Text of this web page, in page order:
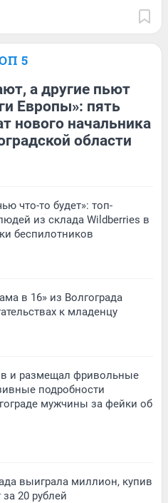
5
а другие пьют
Европы»: пять
нового начальника
области
что-то будет»: топ-
из склада Wildberries в
беспилотников
в 16» из Волгограда
к младенцу
и размещал фривольные
подробности
мужчины за фейки об
выиграла миллион, купив
20 рублей